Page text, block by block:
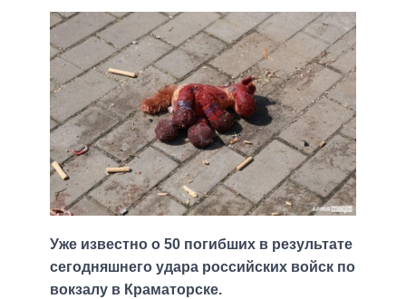
Уже известно о 50 погибших в результате
сегодняшнего удара российских войск по
вокзалу в Краматорске.